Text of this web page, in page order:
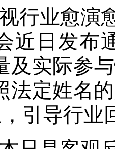
业愈演
近日发布
实际参
法定姓名
， 引导行业